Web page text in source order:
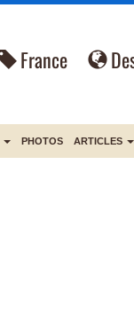
France
PHOTOS ARTICLES